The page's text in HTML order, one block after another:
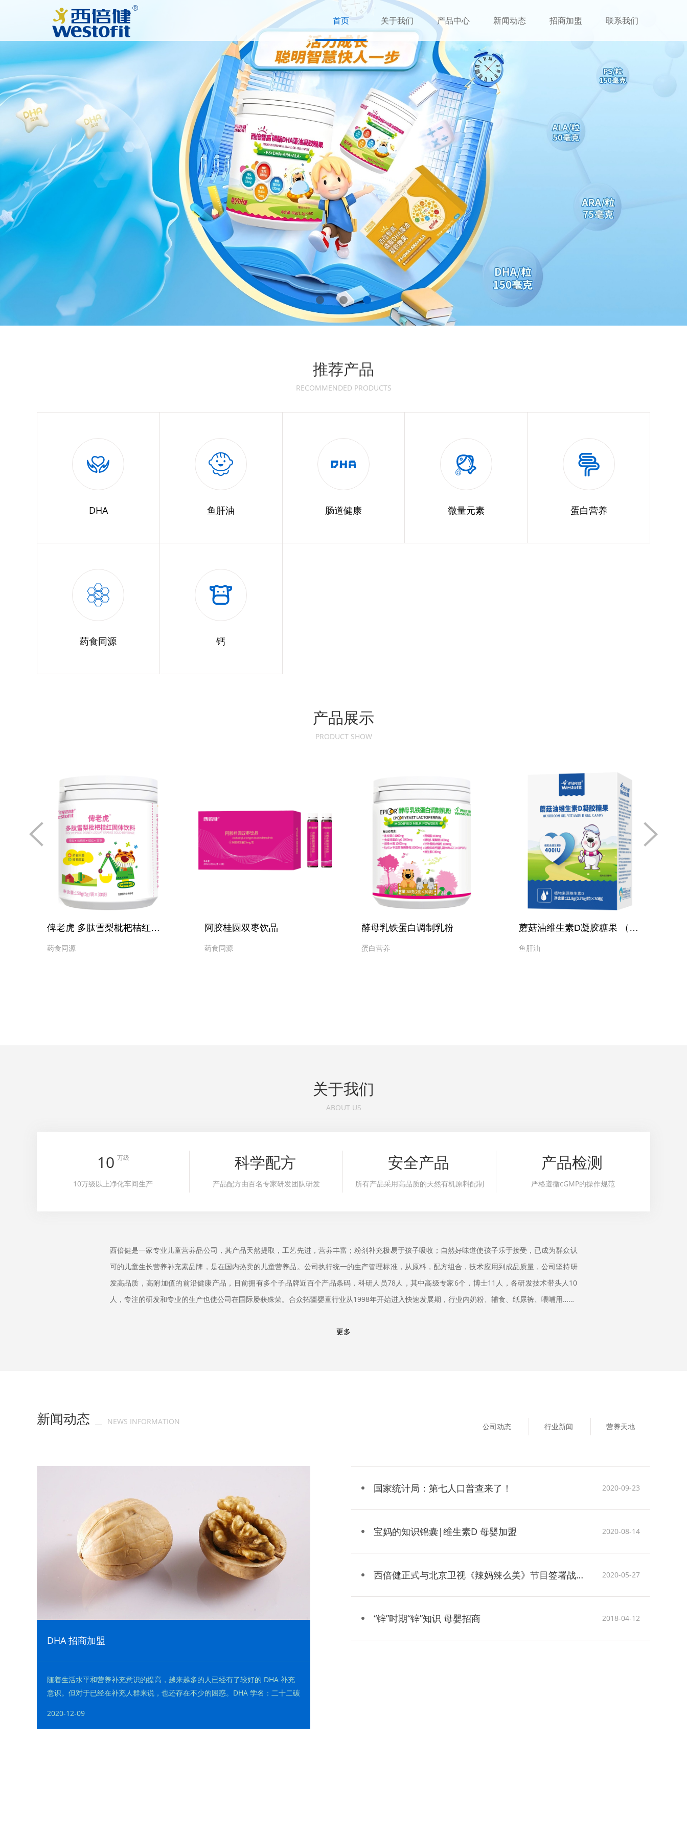
首页 关于我们 产品中心 新闻动态 招商加盟 联系我们
推荐产品
RECOMMENDED PRODUCTS
DHA 鱼肝油 肠道健康 微量元素 蛋白营养
药食同源 钙
产品展示
PRODUCT SHOW
俾老虎 多肽雪梨枇杷桔红固体饮料
药食同源
阿胶桂圆双枣饮品
药食同源
酵母乳铁蛋白调制乳粉
蛋白营养
蘑菇油维生素D凝胶糖果 （纸盒装）
鱼肝油
关于我们
ABOUT US
10 万级
10万级以上净化车间生产
科学配方
产品配方由百名专家研发团队研发
安全产品
所有产品采用高品质的天然有机原料配制
产品检测
严格遵循cGMP的操作规范
西倍健是一家专业儿童营养品公司，其产品天然提取，工艺先进，营养丰富；粉剂补充极易于孩子吸收；自然好味道使孩子乐于接受，已成为群众认
可的儿童生长营养补充素品牌，是在国内热卖的儿童营养品。公司执行统一的生产管理标准，从原料，配方组合，技术应用到成品质量，公司坚持研
发高品质，高附加值的前沿健康产品，目前拥有多个子品牌近百个产品条码，科研人员78人，其中高级专家6个，博士11人，各研发技术带头人10
人，专注的研发和专业的生产也使公司在国际屡获殊荣。合众拓疆婴童行业从1998年开始进入快速发展期，行业内奶粉、辅食、纸尿裤、喂哺用……
更多
新闻动态 NEWS INFORMATION
公司动态 行业新闻 营养天地
DHA 招商加盟
随着生活水平和营养补充意识的提高，越来越多的人已经有了较好的 DHA 补充
意识。但对于已经在补充人群来说，也还存在不少的困惑。DHA 学名：二十二碳
2020-12-09
国家统计局：第七人口普查来了！ 2020-09-23
宝妈的知识锦囊|维生素D 母婴加盟 2020-08-14
西倍健正式与北京卫视《辣妈辣么美》节目签署战略合作协议 2020-05-27
“锌”时期“锌”知识 母婴招商 2018-04-12